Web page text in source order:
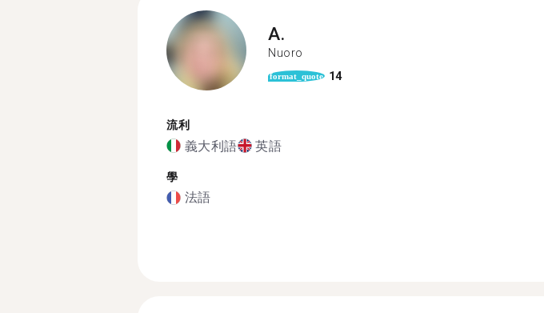
A.
Nuoro
format_quote 14
流利
義大利語 英語
學
法語